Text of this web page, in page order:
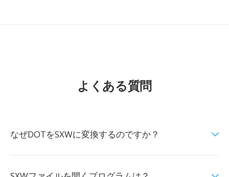
よくある質問
なぜDOTをSXWに変換するのですか？